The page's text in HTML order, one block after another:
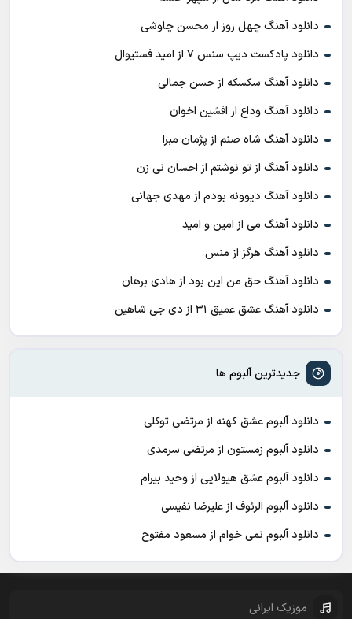
دانلود آهنگ چهل روز از محسن چاوشی
دانلود پادکست ديپ سنس ۷ از اميد فستيوال
دانلود آهنگ سکسکه از حسن جمالی
دانلود آهنگ وداع از افشين اخوان
دانلود آهنگ شاه صنم از پژمان مبرا
دانلود آهنگ از تو نوشتم از احسان نی زن
دانلود آهنگ دیوونه بودم از مهدی جهانی
دانلود آهنگ می از امین و امید
دانلود آهنگ هرگز از منس
دانلود آهنگ حق من این بود از هادی برهان
دانلود آهنگ عشق عمیق ۳۱ از دی جی شاهین
جدیدترین آلبوم ها
دانلود آلبوم عشق کهنه از مرتضی توکلی
دانلود آلبوم زمستون از مرتضی سرمدی
دانلود آلبوم عشق هیولایی از وحید بیرام
دانلود آلبوم الرئوف از علیرضا نفیسی
دانلود آلبوم نمی خوام از مسعود مفتوح
موزیک ایرانی